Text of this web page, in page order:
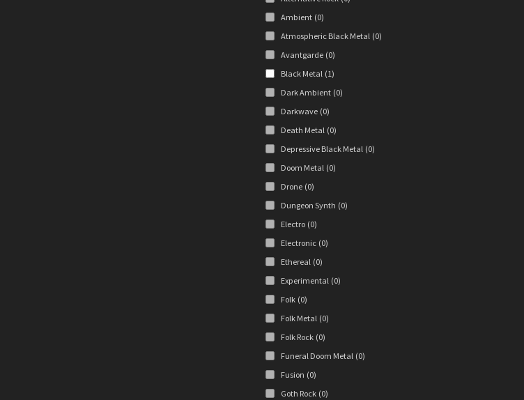
Ambient (0)
Atmospheric Black Metal (0)
Avantgarde (0)
Black Metal (1)
Dark Ambient (0)
Darkwave (0)
Death Metal (0)
Depressive Black Metal (0)
Doom Metal (0)
Drone (0)
Dungeon Synth (0)
Electro (0)
Electronic (0)
Ethereal (0)
Experimental (0)
Folk (0)
Folk Metal (0)
Folk Rock (0)
Funeral Doom Metal (0)
Fusion (0)
Goth Rock (0)